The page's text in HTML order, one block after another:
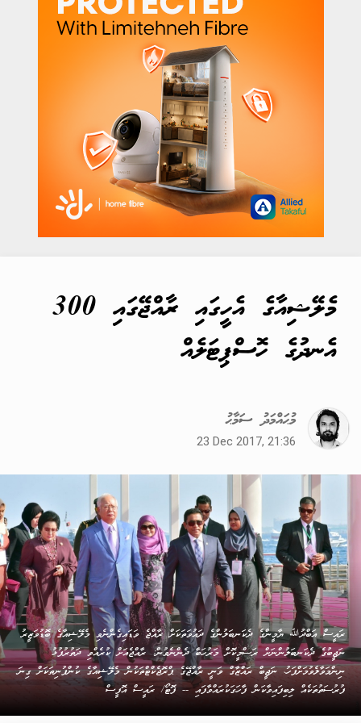
މެލޭޝިއާގެ އެހީގައި ރާއްޖޭގައި 300
އެނދުގެ ހޮސްޕިޓަލެއް
މުޙައްމަދު ސަމާޙު
23 Dec 2017, 21:36
ރައީސް އަބްދުﷲ ޔާމީންގެ ދެކަނބަލުންގެ ދައުވަތަކަށް ރާއްޖެ ވަޑައިގެންނެވި މެލޭޝިއާގެ ބޮޑުވަޒީރު
ނަޖީބުގެ ދެކަނބަލުންނަށް ރަސްމީކޮށް މަރުހަބާ ދެންނެވުން: ރާއްޖެއަށް ކުރެއްވި ދަތުރުފުޅު
ނިންމަވާލެވުމަށްފަހު، ނަޖީބް ރައްޒާގް ވަނީ ރާއްޖޭގެ ޕްރޮޖެކްޓްތަކުން މެލޭޝިއާގެ ކުންފުނިތަކަށް ގިނަ
ފުރުސަތުތަކެއް ލިބިފައިވާކަން ފާހަގަކުރައްވާފައި -- ފޮޓޯ/ ރައީސް އޮފީސް